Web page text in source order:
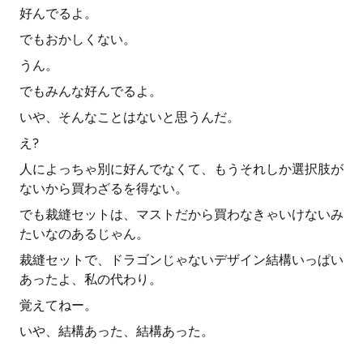
好んでるよ。
でもおかしくない。
うん。
でもみんな好んでるよ。
いや、そんなことはないと思うんだ。
え?
人によっちゃ別に好んでなくて、もうそれしか選択肢が
ないから買わざるを得ない。
でも裁縫セットは、マストだから買わなきゃいけないみ
たいなのあるじゃん。
裁縫セットで、ドラゴンじゃないデザイン結構いっぱい
あったよ、私の代わり。
覚えてねー。
いや、結構あった、結構あった。